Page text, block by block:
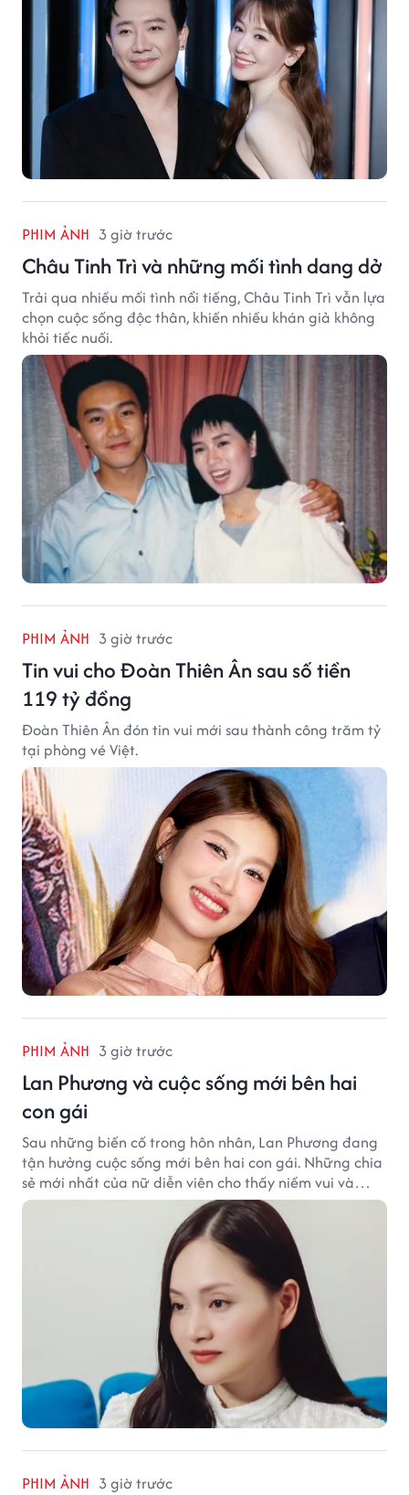
PHIM ẢNH 3 giờ trước
Châu Tinh Trì và những mối tình dang dở
Trải qua nhiều mối tình nổi tiếng, Châu Tinh Trì vẫn lựa
chọn cuộc sống độc thân, khiến nhiều khán giả không
khỏi tiếc nuối.
PHIM ẢNH 3 giờ trước
Tin vui cho Đoàn Thiên Ân sau số tiền
119 tỷ đồng
Đoàn Thiên Ân đón tin vui mới sau thành công trăm tỷ
tại phòng vé Việt.
PHIM ẢNH 3 giờ trước
Lan Phương và cuộc sống mới bên hai
con gái
Sau những biến cố trong hôn nhân, Lan Phương đang
tận hưởng cuộc sống mới bên hai con gái. Những chia
sẻ mới nhất của nữ diễn viên cho thấy niềm vui và
hạnh phúc hiện tại đến từ những điều bình dị mỗi
PHIM ẢNH 3 giờ trước